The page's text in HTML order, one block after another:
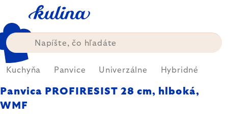
obsah
Kuchyňa Panvice Univerzálne Hybridné
Panvica PROFIRESIST 28 cm, hlboká,
WMF